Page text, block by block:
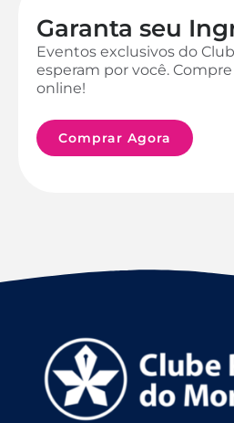
Garanta seu
Eventos exclusivos do
esperam por você.
online!
Comprar Agora